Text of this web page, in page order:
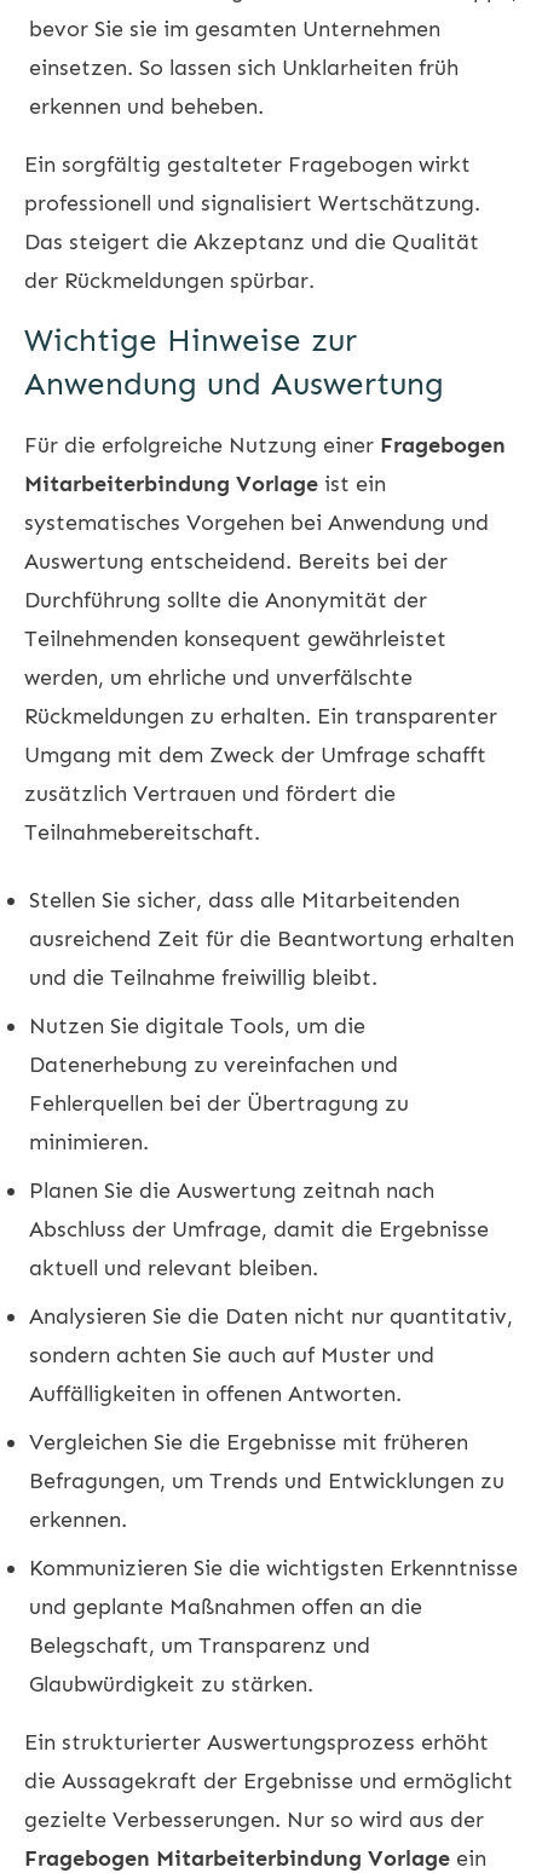
bevor Sie sie im gesamten Unternehmen
einsetzen. So lassen sich Unklarheiten früh
erkennen und beheben.
Ein sorgfältig gestalteter Fragebogen wirkt
professionell und signalisiert Wertschätzung.
Das steigert die Akzeptanz und die Qualität
der Rückmeldungen spürbar.
Wichtige Hinweise zur
Anwendung und Auswertung
Für die erfolgreiche Nutzung einer Fragebogen
Mitarbeiterbindung Vorlage ist ein
systematisches Vorgehen bei Anwendung und
Auswertung entscheidend. Bereits bei der
Durchführung sollte die Anonymität der
Teilnehmenden konsequent gewährleistet
werden, um ehrliche und unverfälschte
Rückmeldungen zu erhalten. Ein transparenter
Umgang mit dem Zweck der Umfrage schafft
zusätzlich Vertrauen und fördert die
Teilnahmebereitschaft.
Stellen Sie sicher, dass alle Mitarbeitenden
ausreichend Zeit für die Beantwortung erhalten
und die Teilnahme freiwillig bleibt.
Nutzen Sie digitale Tools, um die
Datenerhebung zu vereinfachen und
Fehlerquellen bei der Übertragung zu
minimieren.
Planen Sie die Auswertung zeitnah nach
Abschluss der Umfrage, damit die Ergebnisse
aktuell und relevant bleiben.
Analysieren Sie die Daten nicht nur quantitativ,
sondern achten Sie auch auf Muster und
Auffälligkeiten in offenen Antworten.
Vergleichen Sie die Ergebnisse mit früheren
Befragungen, um Trends und Entwicklungen zu
erkennen.
Kommunizieren Sie die wichtigsten Erkenntnisse
und geplante Maßnahmen offen an die
Belegschaft, um Transparenz und
Glaubwürdigkeit zu stärken.
Ein strukturierter Auswertungsprozess erhöht
die Aussagekraft der Ergebnisse und ermöglicht
gezielte Verbesserungen. Nur so wird aus der
Fragebogen Mitarbeiterbindung Vorlage ein